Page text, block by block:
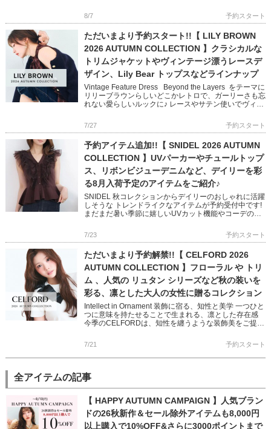
8/7 予約スタート
ただいまより予約スタート!!【 LILY BROWN
2026 AUTUMN COLLECTION 】クラシカルな
トリムジャケットやヴィンテージ漂うレースデ
ザイン、Lily Bear トップスなどラインナップ
Vintage Feature Dress Beyond the Layers をテーマに
リリーブラウンらしいどこかレトロで、ガーリーさも忘
れない愛らしいルックに♪ レースやサテン使いでヴィン
7/27 予約スタート
予約アイテム追加!!【 SNIDEL 2026 AUTUMN
COLLECTION 】UVパーカーやチュールトップ
ス、リボンビジューデニムなど、デイリーを彩
る8月入荷予定のアイテムをご紹介♪
SNIDEL 秋コレクションからデイリーのおしゃれに活躍
しそうな トレンドライクなアイテムが予約受付中です!
まだまだ暑い季節に嬉しいUVカット機能やコーデの主
えるスタ […]
7/23 予約スタート
ただいまより予約解禁!!【 CELFORD 2026
AUTUMN COLLECTION 】フローラル や トリ
ム 、人気の リュタン シリーズなど秋の装いを
彩る、凛とした大人の女性に贈るコレクション
Intellect in Ornament 装飾に宿る、知性と美学 一つひと
つに意味を持たせることで生まれる、凛とした存在感
今季のCELFORDは、知性を纏うような装飾美をご提案
7/21 予約スタート
全アイテムの記事
【 HAPPY AUTUMN CAMPAIGN 】人気ブラン
ドの26秋新作＆セール除外アイテムも8,000円
以上購入で10%OFF&さらに3000ポイントまで